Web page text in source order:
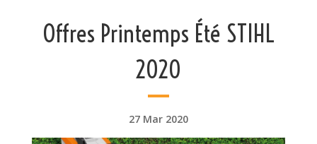
Offres Printemps Été STIHL
2020
27 Mar 2020